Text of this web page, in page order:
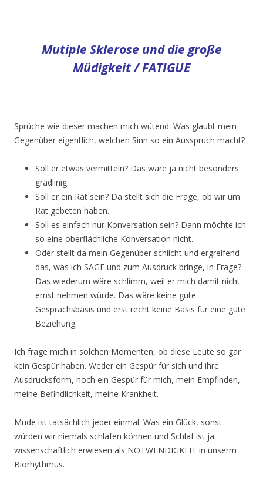
Mutiple Sklerose und die große
Müdigkeit / FATIGUE
Sprüche wie dieser machen mich wütend. Was glaubt mein
Gegenüber eigentlich, welchen Sinn so ein Ausspruch macht?
Soll er etwas vermitteln? Das wäre ja nicht besonders
gradlinig.
Soll er ein Rat sein? Da stellt sich die Frage, ob wir um
Rat gebeten haben.
Soll es einfach nur Konversation sein? Dann möchte ich
so eine oberflächliche Konversation nicht.
Oder stellt da mein Gegenüber schlicht und ergreifend
das, was ich SAGE und zum Ausdruck bringe, in Frage?
Das wiederum wäre schlimm, weil er mich damit nicht
ernst nehmen würde. Das wäre keine gute
Gesprächsbasis und erst recht keine Basis für eine gute
Beziehung.
Ich frage mich in solchen Momenten, ob diese Leute so gar
kein Gespür haben. Weder ein Gespür für sich und ihre
Ausdrucksform, noch ein Gespür für mich, mein Empfinden,
meine Befindlichkeit, meine Krankheit.
Müde ist tatsächlich jeder einmal. Was ein Glück, sonst
würden wir niemals schlafen können und Schlaf ist ja
wissenschaftlich erwiesen als NOTWENDIGKEIT in unserm
Biorhythmus.